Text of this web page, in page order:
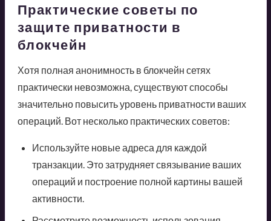
Практические советы по
защите приватности в
блокчейн
Хотя полная анонимность в блокчейн сетях
практически невозможна, существуют способы
значительно повысить уровень приватности ваших
операций. Вот несколько практических советов:
Используйте новые адреса для каждой
транзакции. Это затрудняет связывание ваших
операций и построение полной картины вашей
активности.